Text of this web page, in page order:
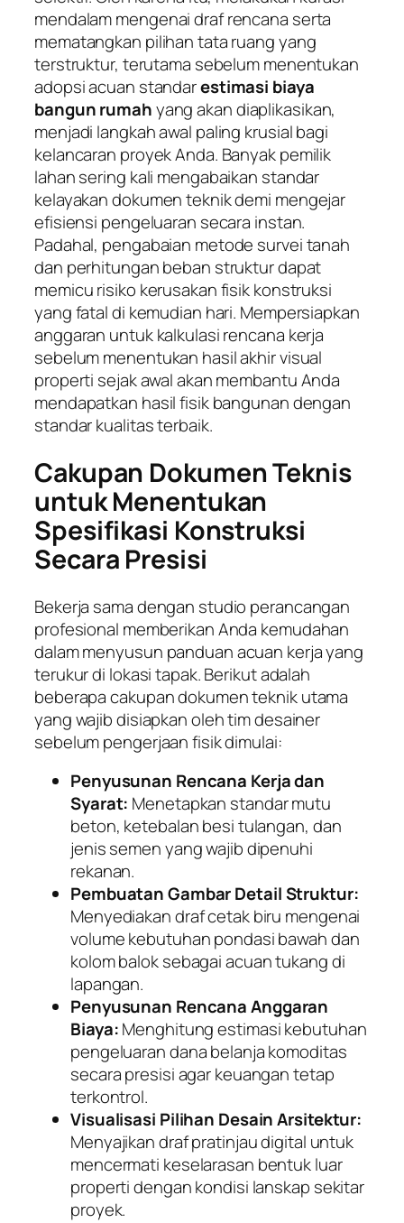
mendalam mengenai draf rencana serta
mematangkan pilihan tata ruang yang
terstruktur, terutama sebelum menentukan
adopsi acuan standarestimasi biaya
bangun rumahyang akan diaplikasikan,
menjadi langkah awal paling krusial bagi
kelancaran proyek Anda. Banyak pemilik
lahan sering kali mengabaikan standar
kelayakan dokumen teknik demi mengejar
efisiensi pengeluaran secara instan.
Padahal, pengabaian metode survei tanah
dan perhitungan beban struktur dapat
memicu risiko kerusakan fisik konstruksi
yang fatal di kemudian hari. Mempersiapkan
anggaran untuk kalkulasi rencana kerja
sebelum menentukan hasil akhir visual
properti sejak awal akan membantu Anda
mendapatkan hasil fisik bangunan dengan
standar kualitas terbaik.
Cakupan Dokumen Teknis
untuk Menentukan
Spesifikasi Konstruksi
Secara Presisi
Bekerja sama dengan studio perancangan
profesional memberikan Anda kemudahan
dalam menyusun panduan acuan kerja yang
terukur di lokasi tapak. Berikut adalah
beberapa cakupan dokumen teknik utama
yang wajib disiapkan oleh tim desainer
sebelum pengerjaan fisik dimulai:
Penyusunan Rencana Kerja dan
Syarat: Menetapkan standar mutu
beton, ketebalan besi tulangan, dan
jenis semen yang wajib dipenuhi
rekanan.
Pembuatan Gambar Detail Struktur:
Menyediakan draf cetak biru mengenai
volume kebutuhan pondasi bawah dan
kolom balok sebagai acuan tukang di
lapangan.
Penyusunan Rencana Anggaran
Biaya:Menghitung estimasi kebutuhan
pengeluaran dana belanja komoditas
secara presisi agar keuangan tetap
terkontrol.
Visualisasi Pilihan Desain Arsitektur:
Menyajikan draf pratinjau digital untuk
mencermati keselarasan bentuk luar
properti dengan kondisi lanskap sekitar
proyek.